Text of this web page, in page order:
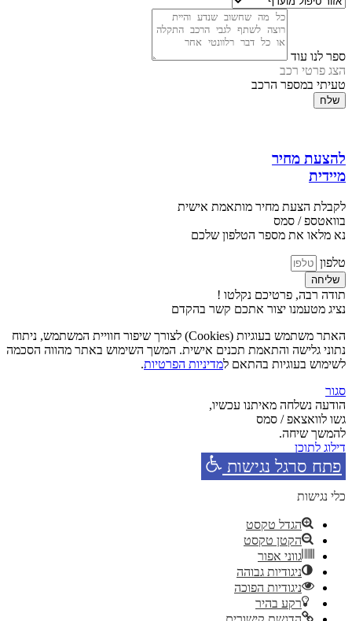
ספר לנו עוד
הצג פרטי רכב
טעיתי במספר הרכב
שלח
להצעת מחיר
מיידית
לקבלת הצעת מחיר מותאמת אישית
בוואטספ / סמס
נא מלאו את מספר הטלפון שלכם
טלפון
שליחה
תודה רבה, פרטיכם נקלטו !
נציג מטעמנו יצור אתכם קשר בהקדם
האתר משתמש בעוגיות (Cookies) לצורך שיפור חוויית המשתמש, ניתוח
נתוני גלישה והתאמת תכנים אישית. המשך השימוש באתר מהווה הסכמה
לשימוש בעוגיות בהתאם למדיניות הפרטיות.
סגור
הודעה נשלחה מאיתנו עכשיו,
גשו לוואצאפ / סמס
להמשך שיחה.
דילוג לתוכן
פתח סרגל נגישות
כלי נגישות
הגדל טקסט
הקטן טקסט
גווני אפור
ניגודיות גבוהה
ניגודיות הפוכה
רקע בהיר